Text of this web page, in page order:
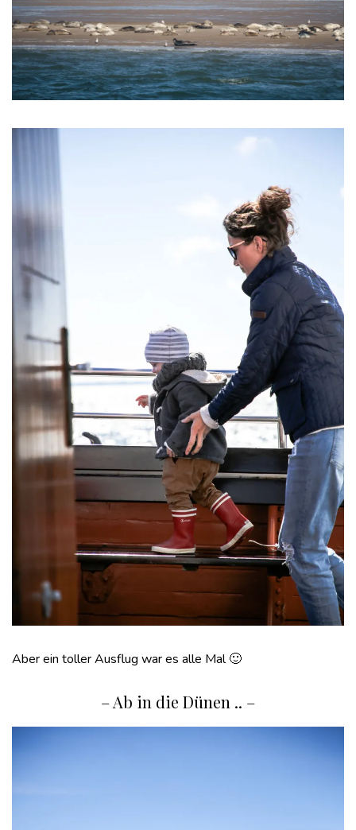
Aber ein toller Ausflug war es alle Mal 🙂
– Ab in die Dünen .. –